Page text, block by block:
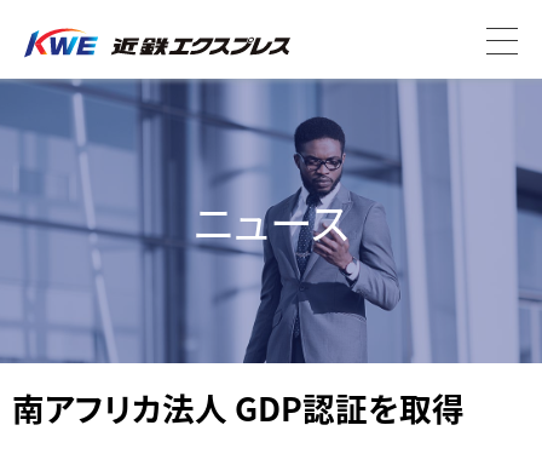
ニュース
南アフリカ法人 GDP認証を取得